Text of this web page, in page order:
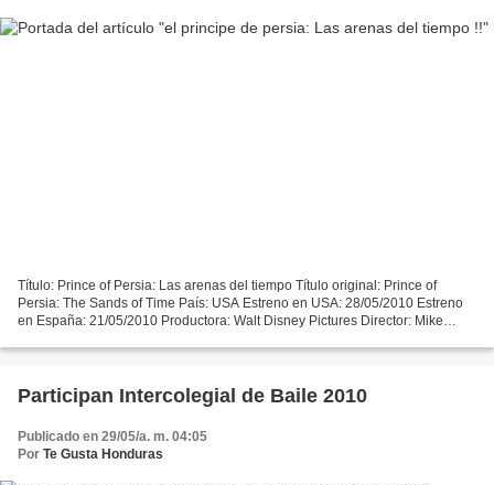
Título: Prince of Persia: Las arenas del tiempo Título original: Prince of
Persia: The Sands of Time País: USA Estreno en USA: 28/05/2010 Estreno
en España: 21/05/2010 Productora: Walt Disney Pictures Director: Mike
Participan Intercolegial de Baile 2010
Publicado en 29/05/a. m. 04:05
Por Te Gusta Honduras